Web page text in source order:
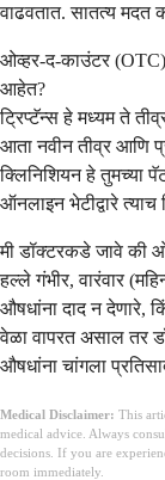
वाढवतात. सातत्य मदत
ओव्हर-द-काउंटर (OTC)
आहेत?
ट्रिप्टॅन्स हे मध्यम ते
आता नवीन तीव्र आणि
क्लिनिशियन हे तुमच्या
ऑनलाइन भेटीद्वारे
मी डॉक्टरकडे जावे की
हल्ले गंभीर, वारंवार
औषधांना दाद न देणारे,
वेळा वापरत असाल तर
औषधांना चांगला
Medical Disclaimer: This
medical advice. Always
decisions. If you are
room immediately.